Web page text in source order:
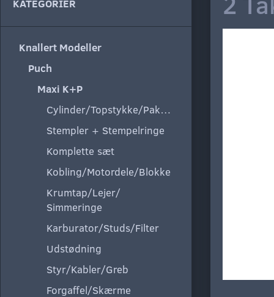
KATEGORIER
Knallert Modeller
Puch
Maxi K+P
Cylinder/Topstykke/Pakning
Stempler + Stempelringe
Komplette sæt
Kobling/Motordele/Blokke
Krumtap/Lejer/
Simmeringe
Karburator/Studs/Filter
Udstødning
Styr/Kabler/Greb
Forgaffel/Skærme